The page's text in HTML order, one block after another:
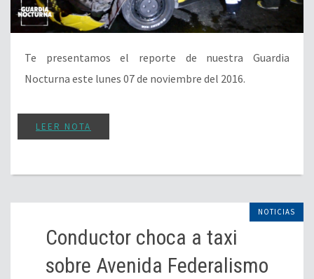
Te presentamos el reporte de nuestra Guardia
Nocturna este lunes 07 de noviembre del 2016.
LEER NOTA
NOTICIAS
Conductor choca a taxi
sobre Avenida Federalismo